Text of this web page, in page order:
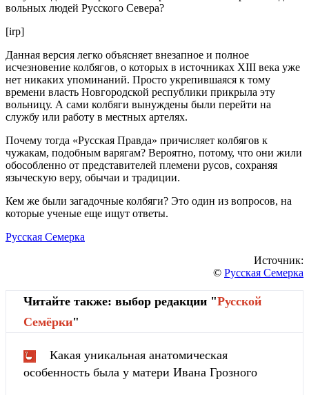
вольных людей Русского Севера?
[irp]
Данная версия легко объясняет внезапное и полное
исчезновение колбягов, о которых в источниках XIII века уже
нет никаких упоминаний. Просто укрепившаяся к тому
времени власть Новгородской республики прикрыла эту
вольницу. А сами колбяги вынуждены были перейти на
службу или работу в местных артелях.
Почему тогда «Русская Правда» причисляет колбягов к
чужакам, подобным варягам? Вероятно, потому, что они жили
обособленно от представителей племени русов, сохраняя
языческую веру, обычаи и традиции.
Кем же были загадочные колбяги? Это один из вопросов, на
которые ученые еще ищут ответы.
Русская Семерка
Источник:
© Русская Семерка
Читайте также: выбор редакции "Русской
Cемёрки"
Какая уникальная анатомическая
особенность была у матери Ивана Грозного